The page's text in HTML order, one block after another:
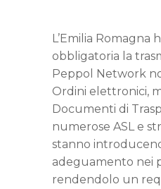
L’Emilia Romagna
obbligatoria la
Peppol Network
Ordini elettronici,
Documenti di
numerose ASL e
stanno
adeguamento nei
rendendolo un